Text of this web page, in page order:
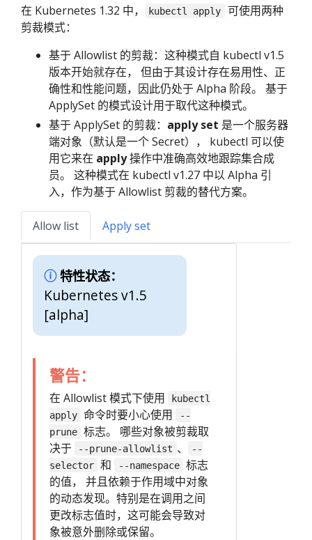
在 Kubernetes 1.32 中，
kubectl apply
可使用两种
剪裁模式：
基于 Allowlist 的剪裁：这种模式自 kubectl v1.5
版本开始就存在， 但由于其设计存在易用性、正
确性和性能问题，因此仍处于 Alpha 阶段。 基于
ApplySet 的模式设计用于取代这种模式。
基于 ApplySet 的剪裁： apply set 是一个服务器
端对象（默认是一个 Secret）， kubectl 可以使
用它来在 apply操作中准确高效地跟踪集合成
员。 这种模式在 kubectl v1.27 中以 Alpha 引
入，作为基于 Allowlist 剪裁的替代方案。
Allow list Apply set
特性状态：
Kubernetes v1.5
[alpha]
警告：
在 Allowlist 模式下使用
kubectl
apply 命令时要小心使用
--
prune 标志。 哪些对象被剪裁取
决于
--prune-allowlist 、
--
selector 和 --namespace 标志
的值， 并且依赖于作用域中对象
的动态发现。特别是在调用之间
更改标志值时，这可能会导致对
象被意外删除或保留。